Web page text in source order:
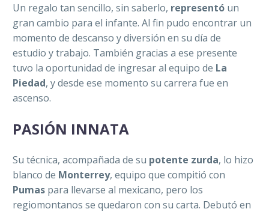
Un regalo tan sencillo, sin saberlo, representó un
gran cambio para el infante. Al fin pudo encontrar un
momento de descanso y diversión en su día de
estudio y trabajo. También gracias a ese presente
tuvo la oportunidad de ingresar al equipo de La
Piedad, y desde ese momento su carrera fue en
ascenso.
PASIÓN INNATA
Su técnica, acompañada de su potente zurda, lo hizo
blanco de Monterrey, equipo que compitió con
Pumas para llevarse al mexicano, pero los
regiomontanos se quedaron con su carta. Debutó en